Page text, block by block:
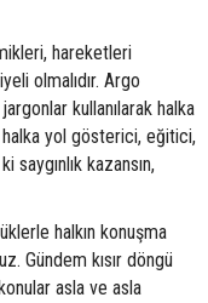
hareketleri
olmalıdır. Argo
kullanılarak halka
halka yol gösterici, eğitici,
kazansın,
halkın konuşma
Gündem kısır döngü
asla ve asla